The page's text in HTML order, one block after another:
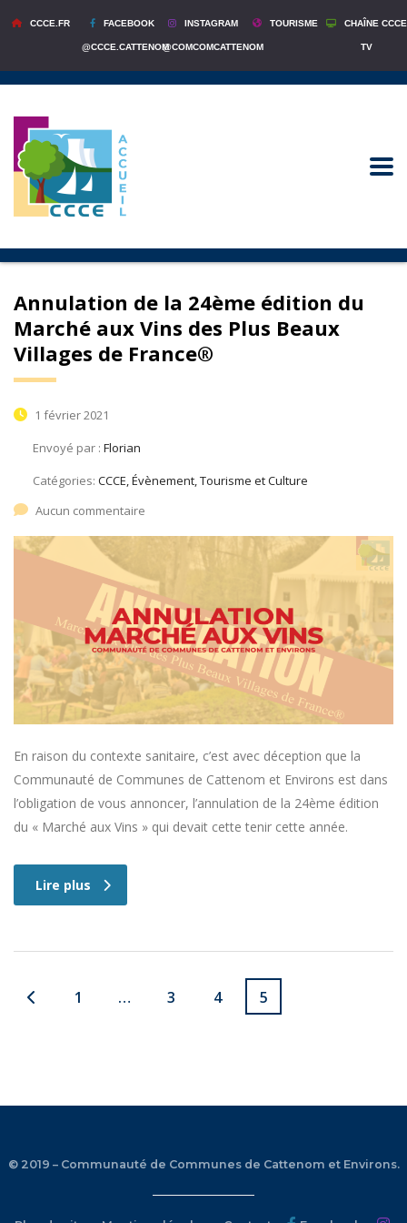
CCCE.FR FACEBOOK
@CCCE.CATTENOM
INSTAGRAM
@COMCOMCATTENOM
TOURISME CHAÎNE CCCE
TV
Annulation de la 24ème édition du
Marché aux Vins des Plus Beaux
Villages de France®
1 février 2021
Envoyé par : Florian
Catégories: CCCE, Évènement, Tourisme et Culture
Aucun commentaire
En raison du contexte sanitaire, c’est avec déception que la
Communauté de Communes de Cattenom et Environs est dans
l’obligation de vous annoncer, l’annulation de la 24ème édition
du « Marché aux Vins » qui devait cette tenir cette année.
Lire plus
1 … 3 4 5
© 2019 – Communauté de Communes de Cattenom et Environs.